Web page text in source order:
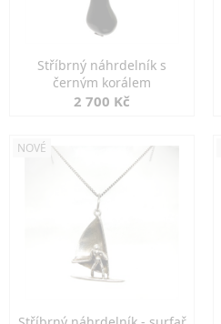
Stříbrný náhrdelník s
černým korálem
2 700 Kč
NOVÉ